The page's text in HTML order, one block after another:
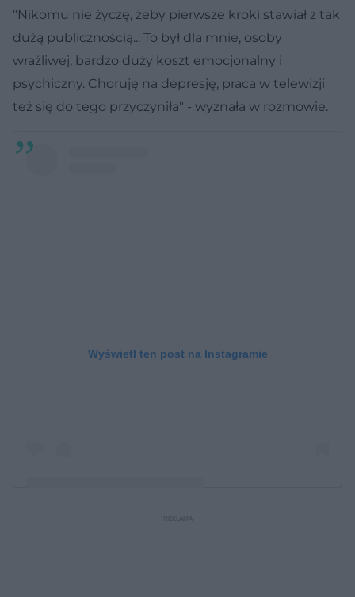
"Nikomu nie życzę, żeby pierwsze kroki stawiał z tak
dużą publicznością... To był dla mnie, osoby
wrażliwej, bardzo duży koszt emocjonalny i
psychiczny. Choruję na depresję, praca w telewizji
też się do tego przyczyniła" - wyznała w rozmowie.
Wyświetl ten post na Instagramie